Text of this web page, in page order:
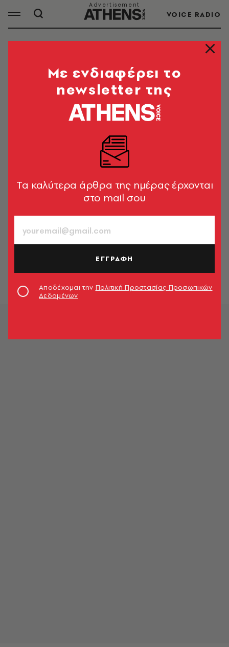
VOICE RADIO
METEO
ΟΛΑ ΤΑ ΑΡΘΡΑ ΤΟΥ TAG
ΕΛΛΑΔΑ
καταγράφηκε το μεγαλύτερο ύψος
βροχής
ΕΛΛΑΔΑ
Καιρός: Βροχές και καταιγίδες το
επηρεαστούν
Mε ενδιαφέρει το
newsletter της
Tα καλύτερα άρθρα της ημέρας έρχονται
στο mail σου
ΕΓΓΡΑΦΗ
Αποδέχομαι την Πολιτική Προστασίας Προσωπικών
Δεδομένων